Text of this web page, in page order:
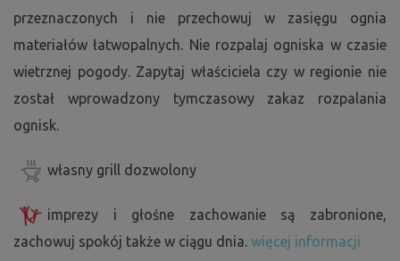
przeznaczonych i nie przechowuj w zasięgu ognia
materiałów łatwopalnych. Nie rozpalaj ogniska w czasie
wietrznej pogody. Zapytaj właściciela czy w regionie nie
został wprowadzony tymczasowy zakaz rozpalania
ognisk.
własny grill dozwolony
imprezy i głośne zachowanie są zabronione,
zachowuj spokój także w ciągu dnia. więcej informacji